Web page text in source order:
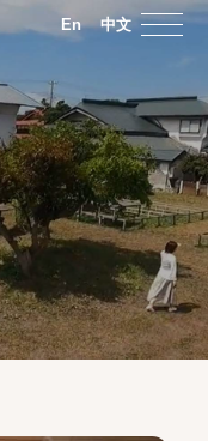
En 中文